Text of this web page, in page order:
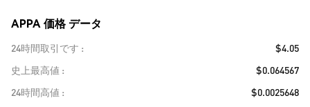
APPA 価格 データ
24時間取引です
$4.05
史上最高値
$0.064567
24時間高値
$0.0025648